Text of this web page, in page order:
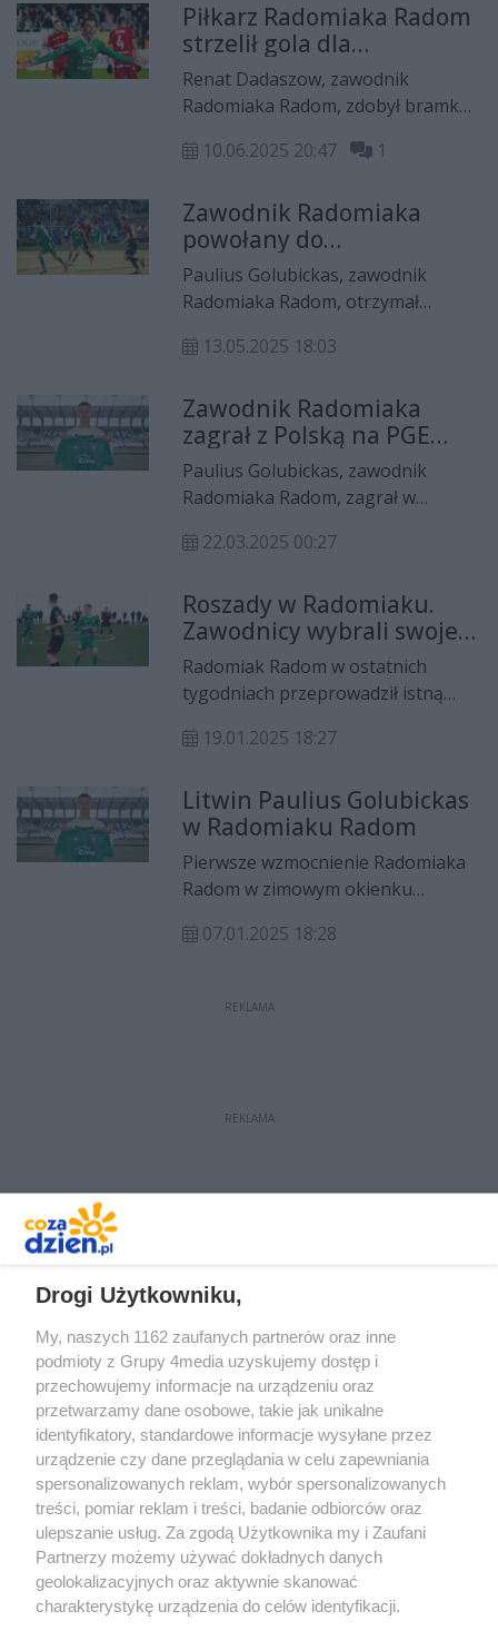
po dwóch porażkach z rzędu.
Piłkarz Radomiaka Radom
strzelił gola dla
reprezentacji!
Renat Dadaszow, zawodnik
Radomiaka Radom, zdobył bramkę
towarzyskim z Węgrami. W kadrze
Golubickas.
10.06.2025 20:47 1
Zawodnik Radomiaka
powołany do
reprezentacji!
Paulius Golubickas, zawodnik
Radomiaka Radom, otrzymał
Litwy. To dla niego kolejne tego
13.05.2025 18:03
Zawodnik Radomiaka
zagrał z Polską na PGE
Narodowym!
Paulius Golubickas, zawodnik
Radomiaka Radom, zagrał w
reprezentacji Litwy na PGE
22.03.2025 00:27
Roszady w Radomiaku.
Zawodnicy wybrali swoje
numery w nowym klubie.
Radomiak Radom w ostatnich
tygodniach przeprowadził istną
zawodnicy wybrali swoje nowe
19.01.2025 18:27
Litwin Paulius Golubickas
w Radomiaku Radom
Pierwsze wzmocnienie Radomiaka
Radom w zimowym okienku
dołączył litewski pomocnik Paulius
07.01.2025 18:28
REKLAMA
REKLAMA
Redakcja Reklama Prywatność
Praca Łódź
the:protocol
Drogi Użytkowniku,
My, naszych 1162 zaufanych partnerów oraz inne
podmioty z Grupy 4media uzyskujemy dostęp i
przechowujemy informacje na urządzeniu oraz
przetwarzamy dane osobowe, takie jak unikalne
identyfikatory, standardowe informacje wysyłane przez
urządzenie czy dane przeglądania w celu zapewniania
spersonalizowanych reklam, wybór spersonalizowanych
treści, pomiar reklam i treści, badanie odbiorców oraz
ulepszanie usług. Za zgodą Użytkownika my i Zaufani
Partnerzy możemy używać dokładnych danych
geolokalizacyjnych oraz aktywnie skanować
charakterystykę urządzenia do celów identyfikacji.